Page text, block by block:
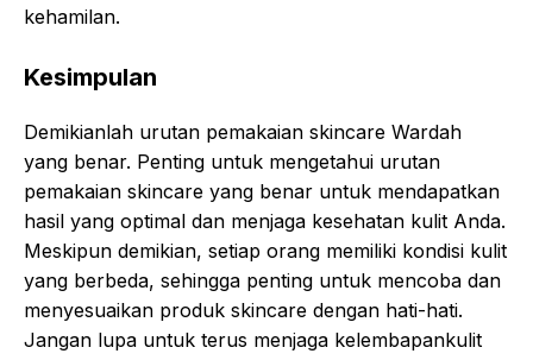
kehamilan.
Kesimpulan
Demikianlah urutan pemakaian skincare Wardah
yang benar. Penting untuk mengetahui urutan
pemakaian skincare yang benar untuk mendapatkan
hasil yang optimal dan menjaga kesehatan kulit Anda.
Meskipun demikian, setiap orang memiliki kondisi kulit
yang berbeda, sehingga penting untuk mencoba dan
menyesuaikan produk skincare dengan hati-hati.
Jangan lupa untuk terus menjaga kelembapankulit